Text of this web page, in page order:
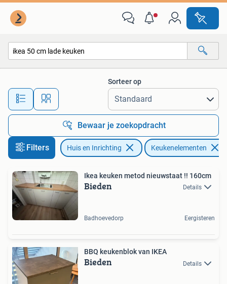
Alle afstanden…
Sorteer op
Bewaar je zoekopdracht
Filters Huis en Inrichting Keukenelementen
Ikea keuken metod nieuwstaat !! 160cm
Bieden Details
Badhoevedorp Eergisteren
BBQ keukenblok van IKEA
Bieden Details